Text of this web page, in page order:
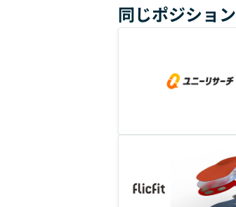
同じポジショ